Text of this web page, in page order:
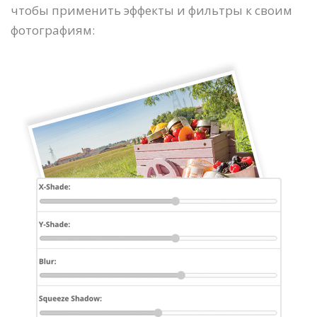
чтобы применить эффекты и фильтры к своим
фотографиям: